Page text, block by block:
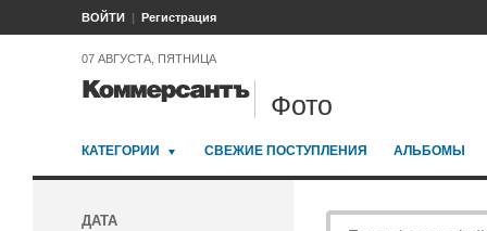
ВОЙТИ Регистрация
07 АВГУСТА, ПЯТНИЦА
Фото
КАТЕГОРИИ СВЕЖИЕ ПОСТУПЛЕНИЯ АЛЬБОМЫ
ДАТА